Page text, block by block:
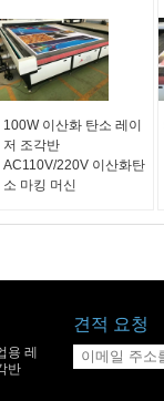
100W 이산화 탄소 레이
저 조각반
AC110V/220V 이산화탄
소 마킹 머신
용 레
반
견적 요청